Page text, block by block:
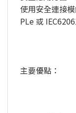
使用安全連接
PLe 或
主要優點：